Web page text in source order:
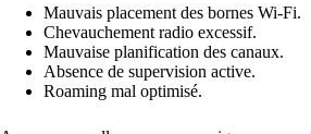
Mauvais placement des bornes Wi-Fi.
Chevauchement radio excessif.
Mauvaise planification des canaux.
Absence de supervision active.
Roaming mal optimisé.